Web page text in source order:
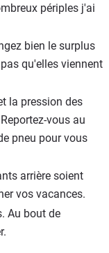
périples j'ai
bien le surplus
qu'elles viennent
la pression des
vous au
pneu pour vous
arrière soient
vos vacances.
Au bout de